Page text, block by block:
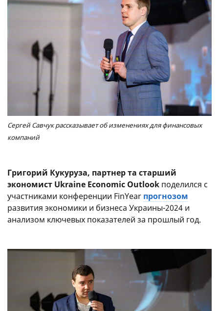
Сергей Савчук рассказывает об изменениях для финансовых
компаний
Григорий Кукуруза, партнер та старший
экономист Ukraine Economic Outlook поделился с
участниками конференции FinYear прогнозом
развития экономики и бизнеса Украины-2024 и
анализом ключевых показателей за прошлый год.